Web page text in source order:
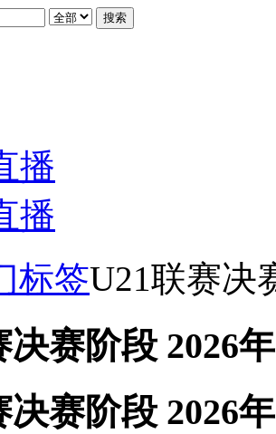
播
播
标签U21联赛决
决赛阶段 2026
决赛阶段 2026